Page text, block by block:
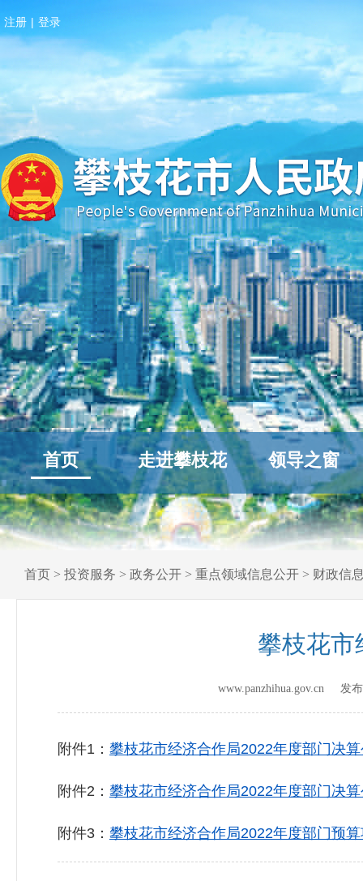
注册 | 登录
首页 走进攀枝花 领导之窗
首页 > 投资服务 > 政务公开 > 重点领域信息公开 > 财政信
攀枝花市
www.panzhihua.gov.cn 发
附件1： 攀枝花市经济合作局2022年度部门决
附件2： 攀枝花市经济合作局2022年度部门决
附件3： 攀枝花市经济合作局2022年度部门预